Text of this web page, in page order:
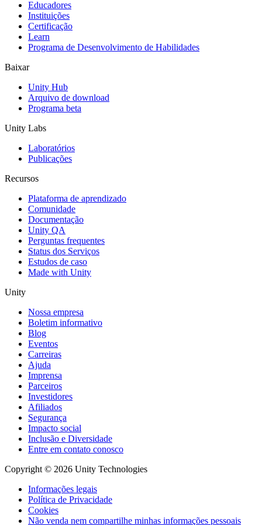
Jogos XR
Lance jogos XR em várias plataformas
Jogos com multijogador
Educadores
Instituições
Certificação
Learn
Programa de Desenvolvimento de Habilidades
Baixar
Unity Hub
Arquivo de download
Programa beta
Unity Labs
Laboratórios
Publicações
Recursos
Plataforma de aprendizado
Comunidade
Documentação
Unity QA
Perguntas frequentes
Status dos Serviços
Estudos de caso
Made with Unity
Unity
Nossa empresa
Boletim informativo
Blog
Eventos
Carreiras
Ajuda
Imprensa
Parceiros
Investidores
Afiliados
Segurança
Impacto social
Inclusão e Diversidade
Entre em contato conosco
Copyright © 2026 Unity Technologies
Informações legais
Política de Privacidade
Cookies
Não venda nem compartilhe minhas informações pessoais